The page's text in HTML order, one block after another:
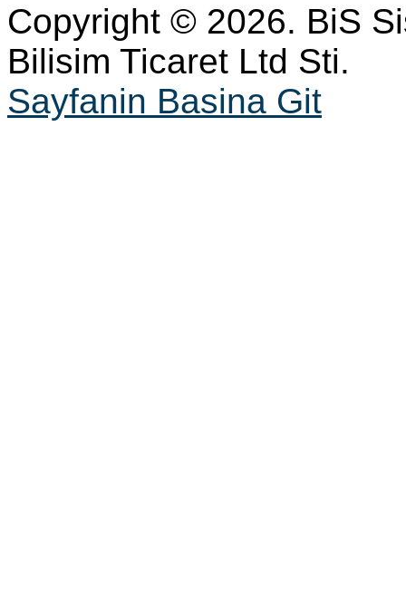
Copyright © 2026. BiS
Bilisim Ticaret Ltd Sti.
Sayfanin Basina Git